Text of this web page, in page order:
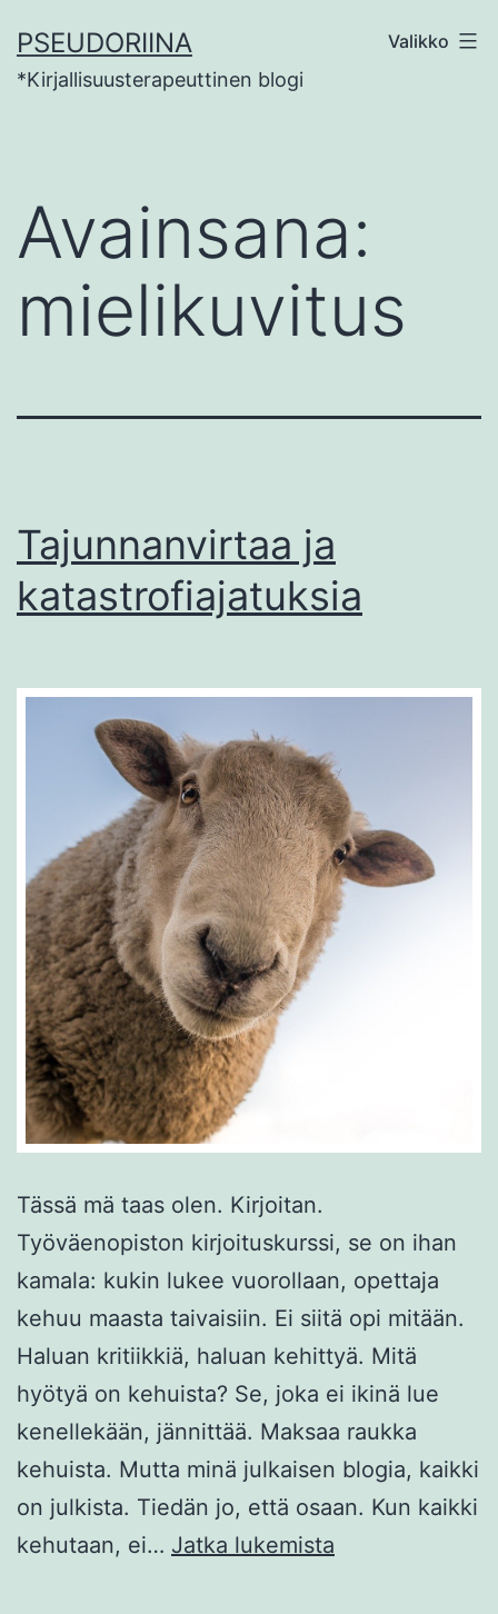
sisältöön
PSEUDORIINA
*Kirjallisuusterapeuttinen blogi
Valikko
Avainsana:
mielikuvitus
Tajunnanvirtaa ja
katastrofiajatuksia
Tässä mä taas olen. Kirjoitan.
Työväenopiston kirjoituskurssi, se on ihan
kamala: kukin lukee vuorollaan, opettaja
kehuu maasta taivaisiin. Ei siitä opi mitään.
Haluan kritiikkiä, haluan kehittyä. Mitä
hyötyä on kehuista? Se, joka ei ikinä lue
kenellekään, jännittää. Maksaa raukka
kehuista. Mutta minä julkaisen blogia, kaikki
on julkista. Tiedän jo, että osaan. Kun kaikki
kehutaan, ei… Jatka lukemista